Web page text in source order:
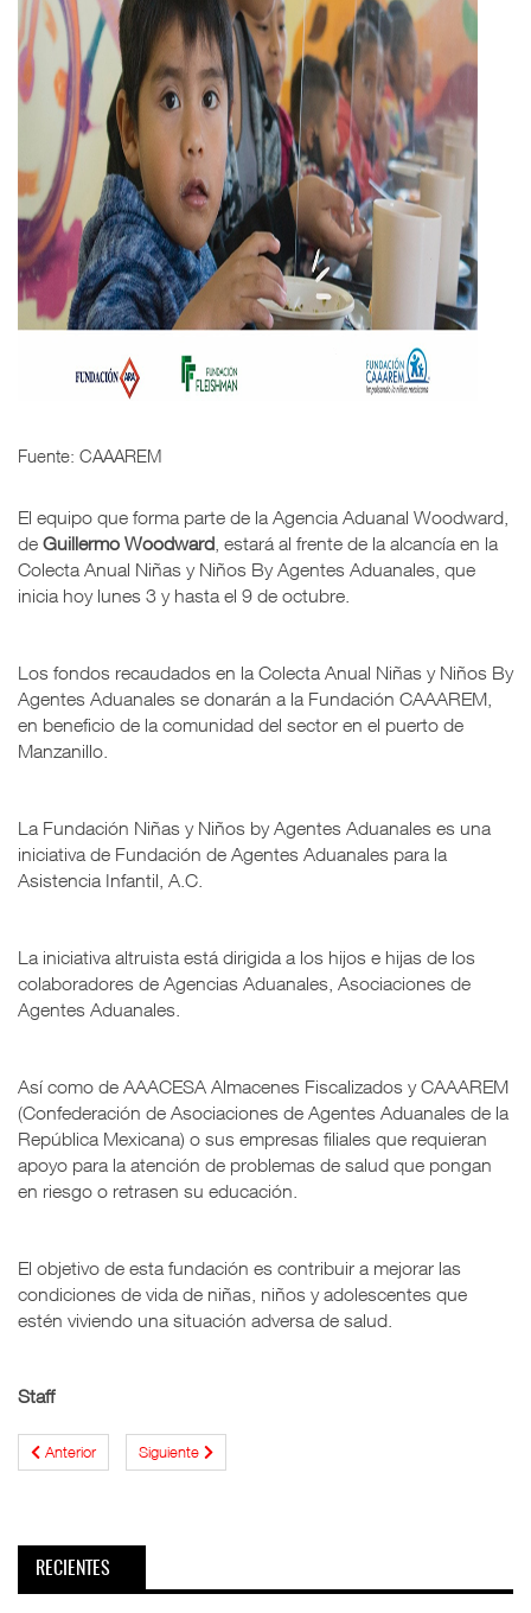
Fuente: CAAAREM
El equipo que forma parte de la Agencia Aduanal Woodward,
de Guillermo Woodward , estará al frente de la alcancía en la
Colecta Anual Niñas y Niños By Agentes Aduanales, que
inicia hoy lunes 3 y hasta el 9 de octubre.
Los fondos recaudados en la Colecta Anual Niñas y Niños By
Agentes Aduanales se donarán a la Fundación CAAAREM,
en beneficio de la comunidad del sector en el puerto de
Manzanillo.
La Fundación Niñas y Niños by Agentes Aduanales es una
iniciativa de Fundación de Agentes Aduanales para la
Asistencia Infantil, A.C.
La iniciativa altruista está dirigida a los hijos e hijas de los
colaboradores de Agencias Aduanales, Asociaciones de
Agentes Aduanales.
Así como de AAACESA Almacenes Fiscalizados y CAAAREM
(Confederación de Asociaciones de Agentes Aduanales de la
República Mexicana) o sus empresas filiales que requieran
apoyo para la atención de problemas de salud que pongan
en riesgo o retrasen su educación.
El objetivo de esta fundación es contribuir a mejorar las
condiciones de vida de niñas, niños y adolescentes que
estén viviendo una situación adversa de salud.
Staff
Anterior Siguiente
RECIENTES